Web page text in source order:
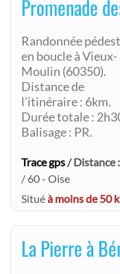
Promenade
Randonnée
en boucle à Vieux-
Moulin (60350).
Distance de
l'itinéraire : 6km.
Durée totale :
Balisage : PR.
Trace gps/ Distance :
/ 60 - Oise
Situéà moins de 50
La Pierre à